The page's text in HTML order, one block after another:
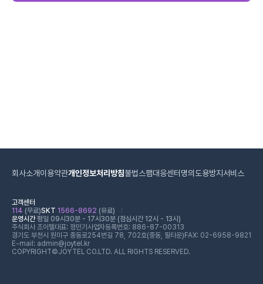
회사소개이용약관개인정보처리방침불법스팸대응센터 명의도용방지서비스
고객센터
114 (무료)SKT 1566-8692 (유료)
운영시간평일 09시30분 - 17시30분 (점심시간 12시 - 13시)
주식회사 조이텔대표: 정민기 사업자등록번호: 886-87-00313
경기도 부천시 원미구 중동로254번길 78, 702호(중동, 필타운) FAX: 02-6958-9821
E-mail: admin@joytel.kr
COPYRIGHT©JOYTEL CO.LTD. ALL RIGHTS RESERVED.